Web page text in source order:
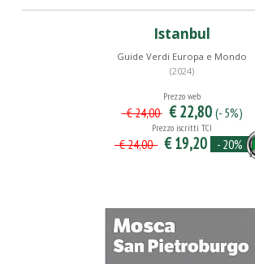
Istanbul
Guide Verdi Europa e Mondo
(2024)
Prezzo web
€ 24,00 € 22,80 (- 5%)
Prezzo iscritti TCI
€ 24,00 € 19,20 - 20%